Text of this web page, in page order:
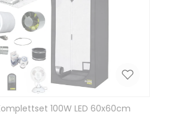
100W LED 60x60cm